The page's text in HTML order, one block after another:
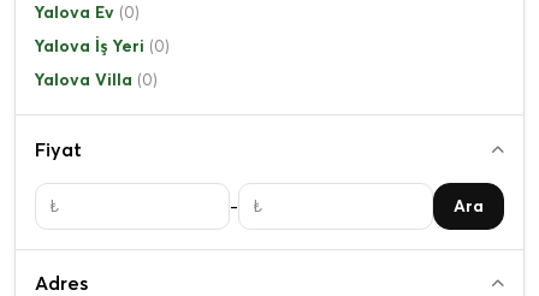
Yalova Ev (0)
Yalova İş Yeri (0)
Yalova Villa (0)
Fiyat
- Ara
Adres